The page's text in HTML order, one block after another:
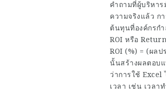
คำถามที่ผู้บริหา
ความจริงแล้ว ก
ต้นทุนที่องค์กรก
ROI หรือ
ROI (%) = (ผลป
นั้นสร้างผลตอบ
ว่าการใช้
เวลา เช่น เวลา